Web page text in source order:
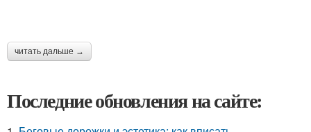
читать дальше →
Последние обновления на сайте: